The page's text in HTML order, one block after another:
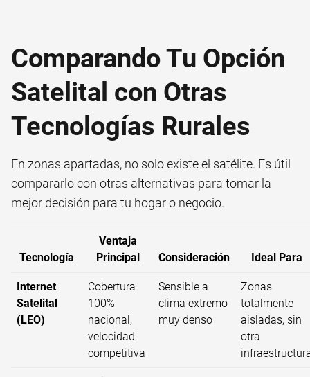
Comparando Tu Opción
Satelital con Otras
Tecnologías Rurales
En zonas apartadas, no solo existe el satélite. Es útil
compararlo con otras alternativas para tomar la
mejor decisión para tu hogar o negocio.
Tecnología
Ventaja
Principal
Consideración Ideal Para
Internet
Satelital
(LEO)
Cobertura
100%
nacional,
velocidad
competitiva
Sensible a
clima extremo
muy denso
Zonas
totalmente
aisladas, sin
otra